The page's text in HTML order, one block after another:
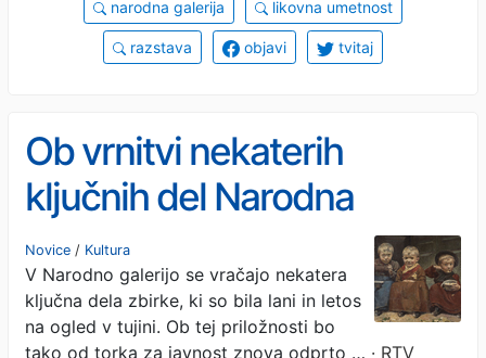
narodna galerija likovna umetnost
razstava objavi tvitaj
Ob vrnitvi nekaterih
ključnih del Narodna
galerija odpira prenovljeno
zbirko umetnosti na
Slovenskem
Novice / Kultura
V Narodno galerijo se vračajo nekatera
ključna dela zbirke, ki so bila lani in letos
na ogled v tujini. Ob tej priložnosti bo
tako od torka za javnost znova odprto … · RTV